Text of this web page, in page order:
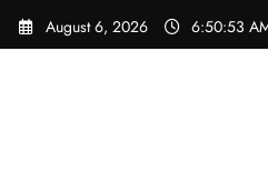
Skip
August 6, 2026 6:50:54